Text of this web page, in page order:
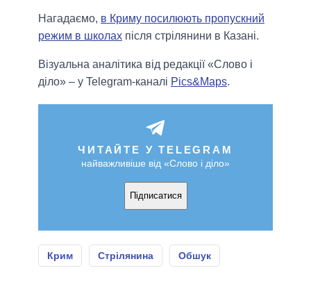
Нагадаємо, в Криму посилюють пропускний
режим в школах після стрілянини в Казані.
Візуальна аналітика від редакції «Слово і
діло» – у Telegram-каналі Pics&Maps.
ЧИТАЙТЕ У TELEGRAM
найважливіше від «Слово і діло»
Підписатися
Крим Стрілянина Обшук